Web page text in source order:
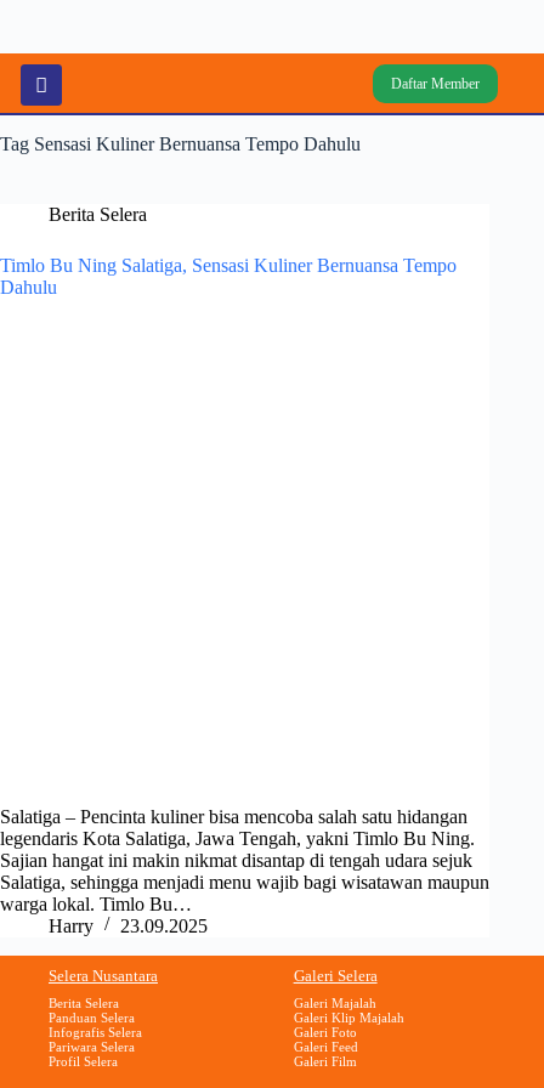
Daftar Member
Tag Sensasi Kuliner Bernuansa Tempo Dahulu
Berita Selera
Timlo Bu Ning Salatiga, Sensasi Kuliner Bernuansa Tempo
Dahulu
Salatiga – Pencinta kuliner bisa mencoba salah satu hidangan
legendaris Kota Salatiga, Jawa Tengah, yakni Timlo Bu Ning.
Sajian hangat ini makin nikmat disantap di tengah udara sejuk
Salatiga, sehingga menjadi menu wajib bagi wisatawan maupun
warga lokal. Timlo Bu…
Harry
23.09.2025
Selera Nusantara
Berita Selera
Panduan Selera
Infografis Selera
Pariwara Selera
Profil Selera
Galeri Selera
Galeri Majalah
Galeri Klip Majalah
Galeri Foto
Galeri Feed
Galeri Film